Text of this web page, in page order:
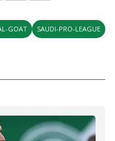
GOAT SAUDI-PRO-LEAGUE